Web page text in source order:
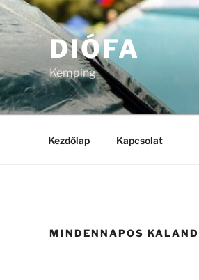
DIÓFA
Kemping
Kezdőlap Kapcsolat
MINDENNAPOS